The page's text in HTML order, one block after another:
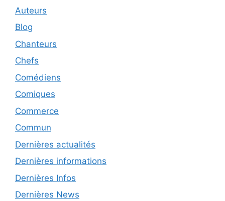
Auteurs
Blog
Chanteurs
Chefs
Comédiens
Comiques
Commerce
Commun
Dernières actualités
Dernières informations
Dernières Infos
Dernières News